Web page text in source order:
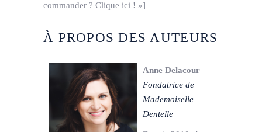
commander ? Clique ici ! »]
À PROPOS DES AUTEURS
Anne Delacour
Fondatrice de
Mademoiselle
Dentelle